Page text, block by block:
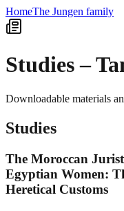
HomeThe Jungen family
Studies–
Downloadable materials
Studies
The Moroccan
Egyptian Women:
Heretical Customs